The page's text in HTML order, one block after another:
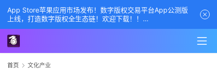
首页 文化产业
App Store苹果应用市场发布！数字版权交易平台App公测版
上线，打造数字版权全生态链！欢迎下载！！
商务经理联系方式——数字版权交易平台